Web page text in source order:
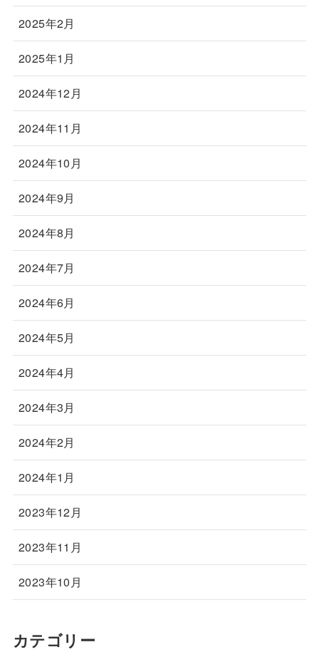
2025年2月
2025年1月
2024年12月
2024年11月
2024年10月
2024年9月
2024年8月
2024年7月
2024年6月
2024年5月
2024年4月
2024年3月
2024年2月
2024年1月
2023年12月
2023年11月
2023年10月
カテゴリー